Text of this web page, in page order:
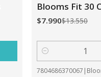
Blooms Fit 30
$7.990$13.550
Cantidad
7804686370067 |